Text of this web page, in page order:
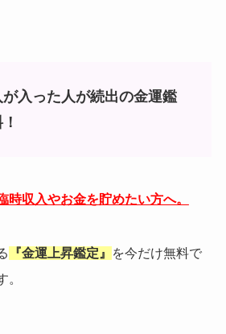
入った人が続出の金運鑑
時収入やお金を貯めたい方へ。
『金運上昇鑑定』
を今だけ無料で
。